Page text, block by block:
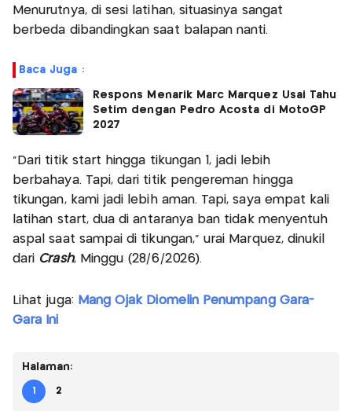
Menurutnya, di sesi latihan, situasinya sangat
berbeda dibandingkan saat balapan nanti.
Baca Juga :
Respons Menarik Marc Marquez Usai Tahu
Setim dengan Pedro Acosta di MotoGP
2027
“Dari titik start hingga tikungan 1, jadi lebih
berbahaya. Tapi, dari titik pengereman hingga
tikungan, kami jadi lebih aman. Tapi, saya empat kali
latihan start, dua di antaranya ban tidak menyentuh
aspal saat sampai di tikungan,” urai Marquez, dinukil
dari Crash, Minggu (28/6/2026).
Lihat juga: Mang Ojak Diomelin Penumpang Gara-
Gara Ini
Halaman:
1 2